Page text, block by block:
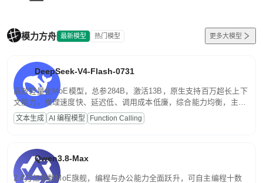
模力方舟 最新模型 热门模型 更多大模型
DeepSeek-V4-Flash-0731
高效轻量化MoE模型，总参284B，激活13B，原生支持百万超长上下
文能力。推理速度快、延迟低、调用成本低廉，综合能力均衡，主打
高并发、轻量化任务，适合日常对话、内容创作、基础 RAG、批量
文案处理等普惠刚需场景。
文本生成 AI 编程模型 Function Calling
Qwen3.8-Max
2.4万亿参数MoE旗舰，编程与办公能力全面跃升，可自主编程十数